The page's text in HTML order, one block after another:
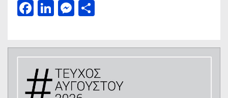
Facebook
LinkedIn
Messenger